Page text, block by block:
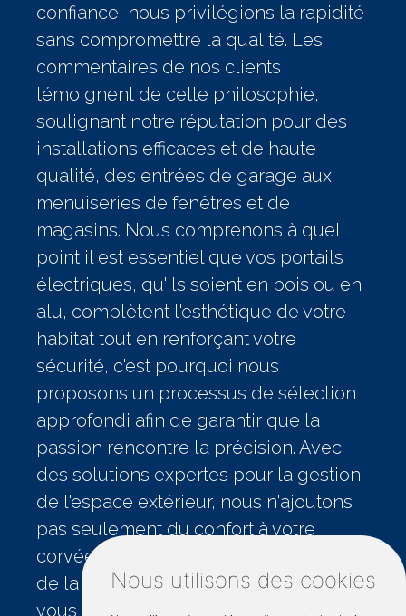
Nous utilisons des cookies
confiance, nous privilégions la rapidité
sans compromettre la qualité. Les
commentaires de nos clients
témoignent de cette philosophie,
soulignant notre réputation pour des
installations efficaces et de haute
qualité, des entrées de garage aux
menuiseries de fenêtres et de
magasins. Nous comprenons à quel
point il est essentiel que vos portails
électriques, qu'ils soient en bois ou en
alu, complètent l'esthétique de votre
habitat tout en renforçant votre
sécurité, c'est pourquoi nous
proposons un processus de sélection
approfondi afin de garantir que la
passion rencontre la précision. Avec
des solutions expertes pour la gestion
de l'espace extérieur, nous n'ajoutons
pas seulement du confort à votre
corvée quotidienne, mais nous créons
de la commodité chaque fois que vous
vous aventurez à l'extérieur. Nos